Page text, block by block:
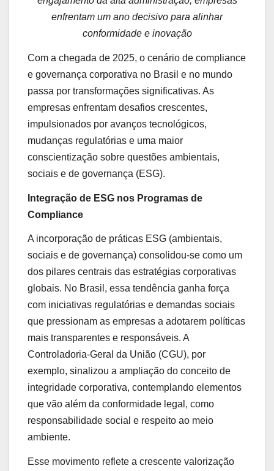
enfrentam um ano decisivo para alinhar
conformidade e inovação
Com a chegada de 2025, o cenário de compliance
e governança corporativa no Brasil e no mundo
passa por transformações significativas. As
empresas enfrentam desafios crescentes,
impulsionados por avanços tecnológicos,
mudanças regulatórias e uma maior
conscientização sobre questões ambientais,
sociais e de governança (ESG).
Integração de ESG nos Programas de
Compliance
A incorporação de práticas ESG (ambientais,
sociais e de governança) consolidou-se como um
dos pilares centrais das estratégias corporativas
globais. No Brasil, essa tendência ganha força
com iniciativas regulatórias e demandas sociais
que pressionam as empresas a adotarem políticas
mais transparentes e responsáveis. A
Controladoria-Geral da União (CGU), por
exemplo, sinalizou a ampliação do conceito de
integridade corporativa, contemplando elementos
que vão além da conformidade legal, como
responsabilidade social e respeito ao meio
ambiente.
Esse movimento reflete a crescente valorização